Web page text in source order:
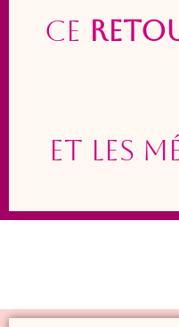
Ce
et les